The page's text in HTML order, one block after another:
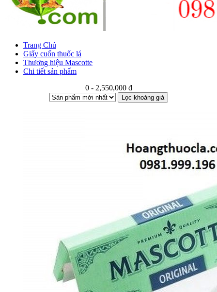
Trang Chủ
Giấy cuốn thuốc lá
Thương hiệu Mascotte
Chi tiết sản phẩm
0 - 2,550,000 đ
Lọc khoảng giá